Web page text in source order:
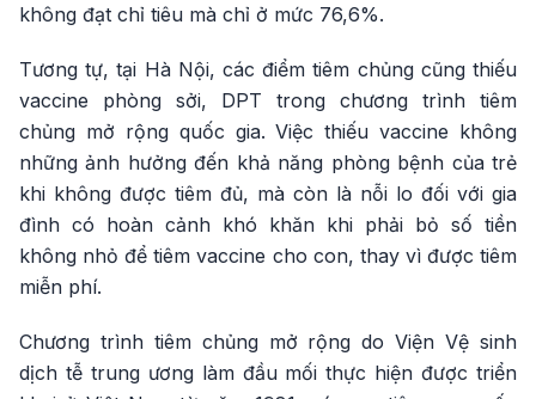
không đạt chỉ tiêu mà chỉ ở mức 76,6%.
Tương tự, tại Hà Nội, các điểm tiêm chủng cũng thiếu
vaccine phòng sởi, DPT trong chương trình tiêm
chủng mở rộng quốc gia. Việc thiếu vaccine không
những ảnh hưởng đến khả năng phòng bệnh của trẻ
khi không được tiêm đủ, mà còn là nỗi lo đối với gia
đình có hoàn cảnh khó khăn khi phải bỏ số tiền
không nhỏ để tiêm vaccine cho con, thay vì được tiêm
miễn phí.
Chương trình tiêm chủng mở rộng do Viện Vệ sinh
dịch tễ trung ương làm đầu mối thực hiện được triển